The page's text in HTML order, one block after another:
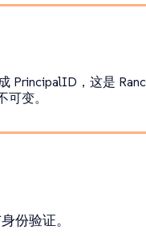
PrincipalID，这是
变。
份验证。